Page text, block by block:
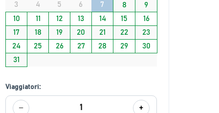
3 4 5 6 7 8
9
10
11 12 13 14 15
16
17
18 19 20 21 22
23
24
25 26 27 28 29
30
31
Viaggiatori:
− 1 +